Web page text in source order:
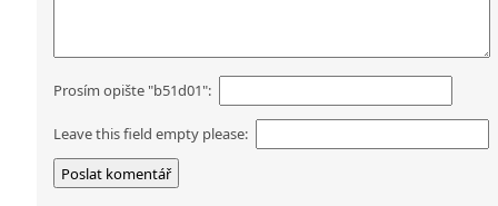
Prosím opište "b51d01":
Leave this field empty please: